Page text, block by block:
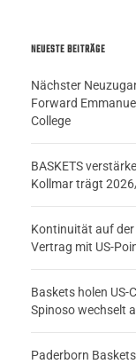
NEUESTE BEITRÄGE
Nächster
Forward
College
BASKETS
Kollmar trägt
Kontinuität auf
Vertrag mit US-
Baskets holen US-
Spinoso wechselt
Paderborn